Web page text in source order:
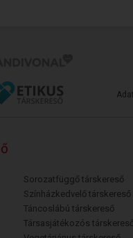
Sorozatfüggő társkereső
Színházkedvelő társkereső
Táncoslábú társkereső
Társasjátékozós